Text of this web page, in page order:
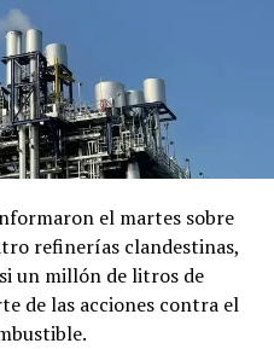
almacenar bajo tierra el
y radiactivo
las calles de Calcuta por
cancillerías no ofreció
para restablecer las
Chávez viajó a México en
del salvoconducto
de la presidenta
el martes sobre
refinerías clandestinas,
un millón de litros de
de las acciones contra el